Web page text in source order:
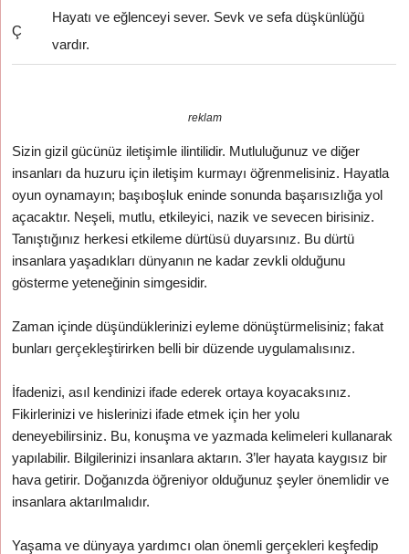
Ç
Hayatı ve eğlenceyi sever. Sevk ve sefa düşkünlüğü
vardır.
reklam
Sizin gizil gücünüz iletişimle ilintilidir. Mutluluğunuz ve diğer
insanları da huzuru için iletişim kurmayı öğrenmelisiniz. Hayatla
oyun oynamayın; başıboşluk eninde sonunda başarısızlığa yol
açacaktır. Neşeli, mutlu, etkileyici, nazik ve sevecen birisiniz.
Tanıştığınız herkesi etkileme dürtüsü duyarsınız. Bu dürtü
insanlara yaşadıkları dünyanın ne kadar zevkli olduğunu
gösterme yeteneğinin simgesidir.
Zaman içinde düşündüklerinizi eyleme dönüştürmelisiniz; fakat
bunları gerçekleştirirken belli bir düzende uygulamalısınız.
İfadenizi, asıl kendinizi ifade ederek ortaya koyacaksınız.
Fikirlerinizi ve hislerinizi ifade etmek için her yolu
deneyebilirsiniz. Bu, konuşma ve yazmada kelimeleri kullanarak
yapılabilir. Bilgilerinizi insanlara aktarın. 3’ler hayata kaygısız bir
hava getirir. Doğanızda öğreniyor olduğunuz şeyler önemlidir ve
insanlara aktarılmalıdır.
Yaşama ve dünyaya yardımcı olan önemli gerçekleri keşfedip